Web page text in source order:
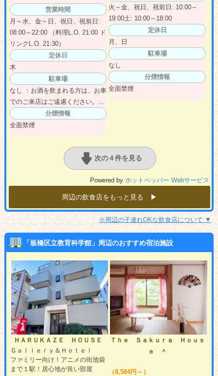
営業時間
月～水、金～日、祝日、祝前日:
08:00～22:00 （料理L.O. 21:00 ド
リンクL.O. 21:30）
定休日
木
駐車場
なし ：お酒を飲まれる方は、お車
でのご来店はご遠慮ください。...
分煙情報
全面禁煙
火～金、祝日、祝前日: 10:00～
19:00土: 10:00～18:00
定休日
月、日
駐車場
なし
分煙情報
全面禁煙
次の４件を見る
Powered by ホットペッパー Webサービス
周辺の飲食店をもっと見る ▶︎
※周辺の子連れOKな飲食店について ▼
「板橋区立教育科学館」周辺のおすすめ宿泊施設
ＨＡＲＵＫＡＺＥ ＨＯＵＳＥ
Ｇａｌｌｅｒｙ＆Ｈｏｔｅｌ
ファミリー向け！アニメの街池袋
まで１駅！居心地が良い部屋
Ｔｈｅ Ｓａｋｕｒａ Ｈｏｕｓ
ｅ ＾
（8,584円～）